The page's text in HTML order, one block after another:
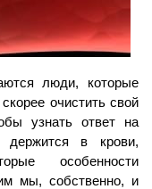
люди, которые
очистить свой
узнать ответ на
держится в крови,
особенности
мы, собственно, и